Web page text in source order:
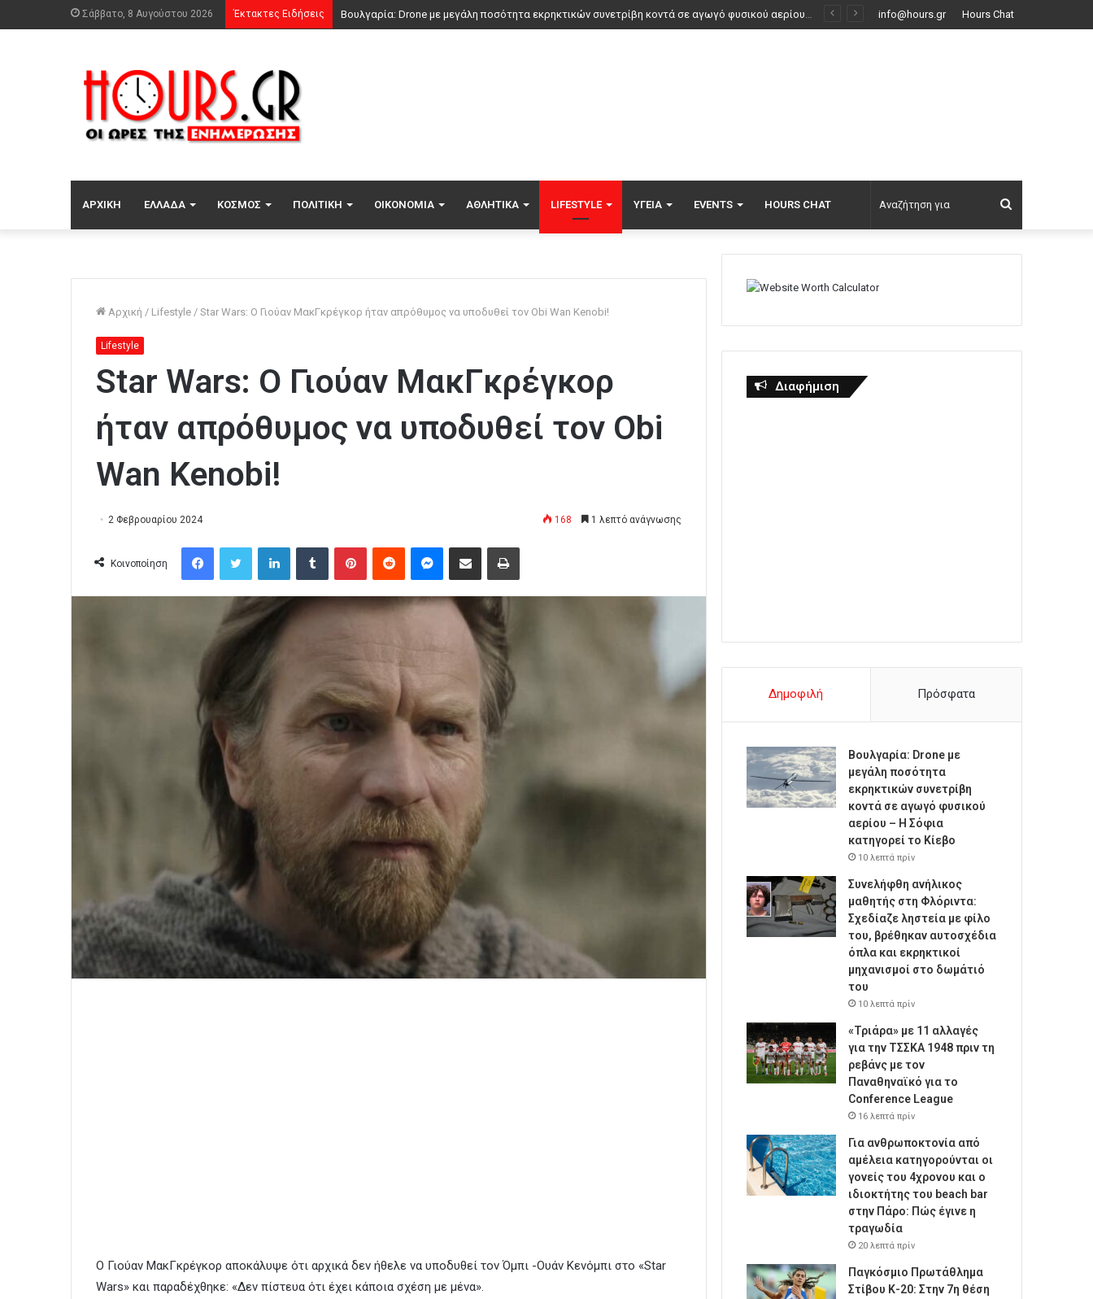
Σάββατο, 8 Αυγούστου 2026 Έκτακτες Ειδήσεις Συνελήφθη ανήλικος μαθητής στη Φλόριντα: Σχεδίαζε ληστεία με φίλο του, βρέθηκαν αυτοσχέδια όπλα και εκρηκτικοί μηχανισμοί στο δωμάτιό του info@hours.gr Hours Chat
ΑΡΧΙΚΉ ΕΛΛΆΔΑ ΚΌΣΜΟΣ ΠΟΛΙΤΙΚΉ ΟΙΚΟΝΟΜΊΑ ΑΘΛΗΤΙΚΆ LIFESTYLE ΥΓΕΊΑ EVENTS HOURS CHAT
για
Αρχική / Lifestyle / Star Wars: Ο Γιούαν ΜακΓκρέγκορ ήταν απρόθυμος να υποδυθεί τον Obi Wan Kenobi!
Lifestyle
Star Wars: Ο Γιούαν ΜακΓκρέγκορ
ήταν απρόθυμος να υποδυθεί τον Obi
Wan Kenobi!
2 Φεβρουαρίου 2024 168 1 λεπτό ανάγνωσης
Κοινοποίηση
O Γιούαν ΜακΓκρέγκορ αποκάλυψε ότι αρχικά δεν ήθελε να υποδυθεί τον Όμπι -Ουάν Κενόμπι στο «Star
Wars» και παραδέχθηκε: «Δεν πίστευα ότι έχει κάποια σχέση με μένα».
Διαφήμιση
Δημοφιλή Πρόσφατα
Βουλγαρία: Drone με
μεγάλη ποσότητα
εκρηκτικών συνετρίβη
κοντά σε αγωγό φυσικού
αερίου – Η Σόφια
κατηγορεί το Κίεβο
10 λεπτά πρίν
Συνελήφθη ανήλικος
μαθητής στη Φλόριντα:
Σχεδίαζε ληστεία με φίλο
του, βρέθηκαν αυτοσχέδια
όπλα και εκρηκτικοί
μηχανισμοί στο δωμάτιό
του
10 λεπτά πρίν
«Τριάρα» με 11 αλλαγές
για την ΤΣΣΚΑ 1948 πριν τη
ρεβάνς με τον
Παναθηναϊκό για το
Conference League
16 λεπτά πρίν
Για ανθρωποκτονία από
αμέλεια κατηγορούνται οι
γονείς του 4χρονου και ο
ιδιοκτήτης του beach bar
στην Πάρο: Πώς έγινε η
τραγωδία
20 λεπτά πρίν
Παγκόσμιο Πρωτάθλημα
Στίβου Κ-20: Στην 7η θέση